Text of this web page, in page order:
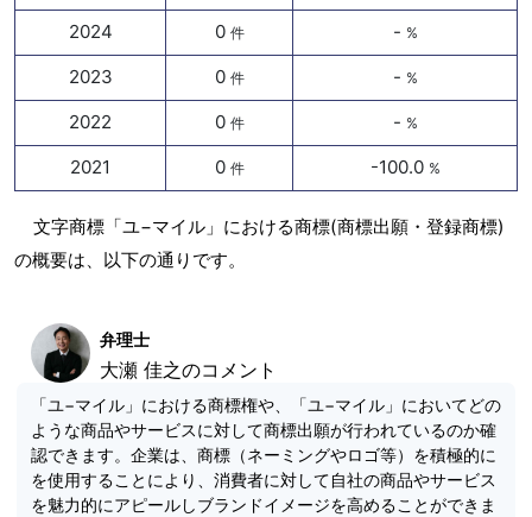
2024 0 件 - %
2023 0 件 - %
2022 0 件 - %
2021 0 件 -100.0 %
文字商標「ユ−マイル」における商標(商標出願・登録商標)
の概要は、以下の通りです。
弁理士
大瀬 佳之のコメント
「ユ−マイル」における商標権や、「ユ−マイル」においてどの
ような商品やサービスに対して商標出願が行われているのか確
認できます。企業は、商標（ネーミングやロゴ等）を積極的に
を使用することにより、消費者に対して自社の商品やサービス
を魅力的にアピールしブランドイメージを高めることができま